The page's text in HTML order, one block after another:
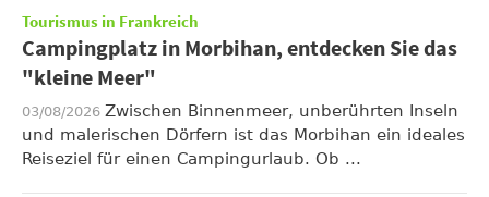
Tourismus in Frankreich
Campingplatz in Morbihan, entdecken Sie das
"kleine Meer"
03/08/2026 Zwischen Binnenmeer, unberührten Inseln
und malerischen Dörfern ist das Morbihan ein ideales
Reiseziel für einen Campingurlaub. Ob ...